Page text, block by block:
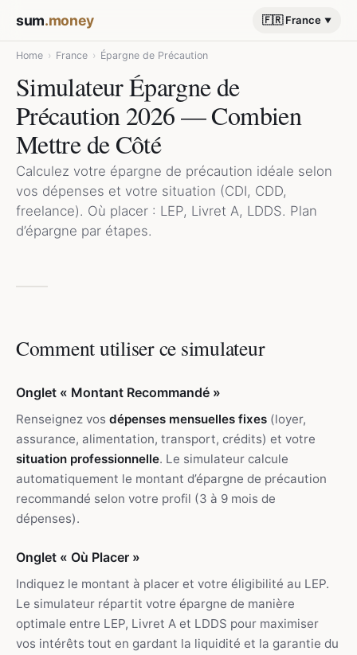
sum.money 🇫🇷 France
Home › France › Épargne de Précaution
Simulateur Épargne de
Précaution 2026 — Combien
Mettre de Côté
Calculez votre épargne de précaution idéale selon
vos dépenses et votre situation (CDI, CDD,
freelance). Où placer : LEP, Livret A, LDDS. Plan
d’épargne par étapes.
Comment utiliser ce simulateur
Onglet « Montant Recommandé »
Renseignez vos dépenses mensuelles fixes (loyer,
assurance, alimentation, transport, crédits) et votre
situation professionnelle. Le simulateur calcule
automatiquement le montant d’épargne de précaution
recommandé selon votre profil (3 à 9 mois de
dépenses).
Onglet « Où Placer »
Indiquez le montant à placer et votre éligibilité au LEP.
Le simulateur répartit votre épargne de manière
optimale entre LEP, Livret A et LDDS pour maximiser
vos intérêts tout en gardant la liquidité et la garantie du